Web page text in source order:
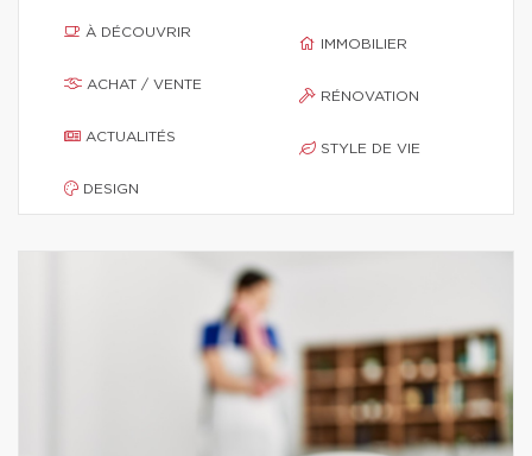
À DÉCOUVRIR
ACHAT / VENTE
ACTUALITÉS
DESIGN
IMMOBILIER
RÉNOVATION
STYLE DE VIE